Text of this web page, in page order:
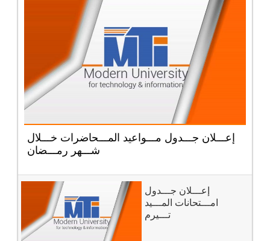
إعـــلان جـــدول مـــواعيد المـــحاضرات خـــلال
شـــهر رمـــضان
إعـــلان جـــدول
امـــتحانات المـــيد
تـــيرم